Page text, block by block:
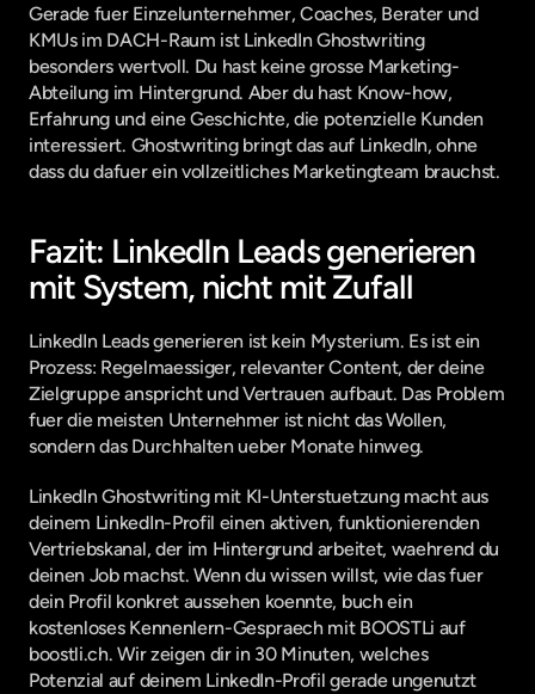
Gerade fuer Einzelunternehmer, Coaches, Berater und
KMUs im DACH-Raum ist LinkedIn Ghostwriting
besonders wertvoll. Du hast keine grosse Marketing-
Abteilung im Hintergrund. Aber du hast Know-how,
Erfahrung und eine Geschichte, die potenzielle Kunden
interessiert. Ghostwriting bringt das auf LinkedIn, ohne
dass du dafuer ein vollzeitliches Marketingteam brauchst.
Fazit: LinkedIn Leads generieren
mit System, nicht mit Zufall
LinkedIn Leads generieren ist kein Mysterium. Es ist ein
Prozess: Regelmaessiger, relevanter Content, der deine
Zielgruppe anspricht und Vertrauen aufbaut. Das Problem
fuer die meisten Unternehmer ist nicht das Wollen,
sondern das Durchhalten ueber Monate hinweg.
LinkedIn Ghostwriting mit KI-Unterstuetzung macht aus
deinem LinkedIn-Profil einen aktiven, funktionierenden
Vertriebskanal, der im Hintergrund arbeitet, waehrend du
deinen Job machst. Wenn du wissen willst, wie das fuer
dein Profil konkret aussehen koennte, buch ein
kostenloses Kennenlern-Gespraech mit BOOSTLi auf
boostli.ch. Wir zeigen dir in 30 Minuten, welches
Potenzial auf deinem LinkedIn-Profil gerade ungenutzt